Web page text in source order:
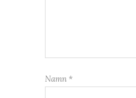
Namn *